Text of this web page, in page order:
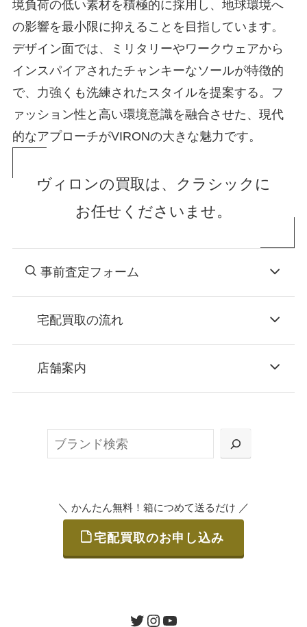
境負荷の低い素材を積極的に採用し、地球環境へ
の影響を最小限に抑えることを目指しています。
デザイン面では、ミリタリーやワークウェアから
インスパイアされたチャンキーなソールが特徴的
で、力強くも洗練されたスタイルを提案する。フ
ァッション性と高い環境意識を融合させた、現代
的なアプローチがVIRONの大きな魅力です。
ヴィロンの買取は、クラシックに
お任せくださいませ。
事前査定フォーム
宅配買取の流れ
お申込み
または梱包材不要の「集荷申込」からお選び
ご発送
店舗案内
＼ かんたん無料！箱につめて送るだけ ／
宅配買取のお申し込み
ツイッターインスタグラムユーチューブ